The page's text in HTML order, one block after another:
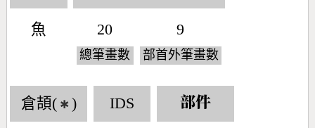
魚 20
總筆畫數
9
部首外筆畫數
倉頡( ✱ ) IDS 部件